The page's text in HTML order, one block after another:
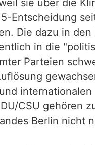
sie über die
Entscheidung
Die dazu in den
in die
Parteien
CSU gehören
Berlin nicht